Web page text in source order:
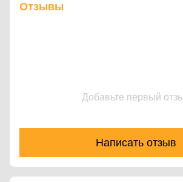
Отзывы
Добавьте первый
Написать отзыв